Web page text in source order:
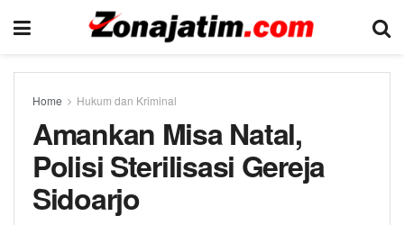
Home Hukum dan Kriminal
Amankan Misa Natal,
Polisi Sterilisasi Gereja
Sidoarjo